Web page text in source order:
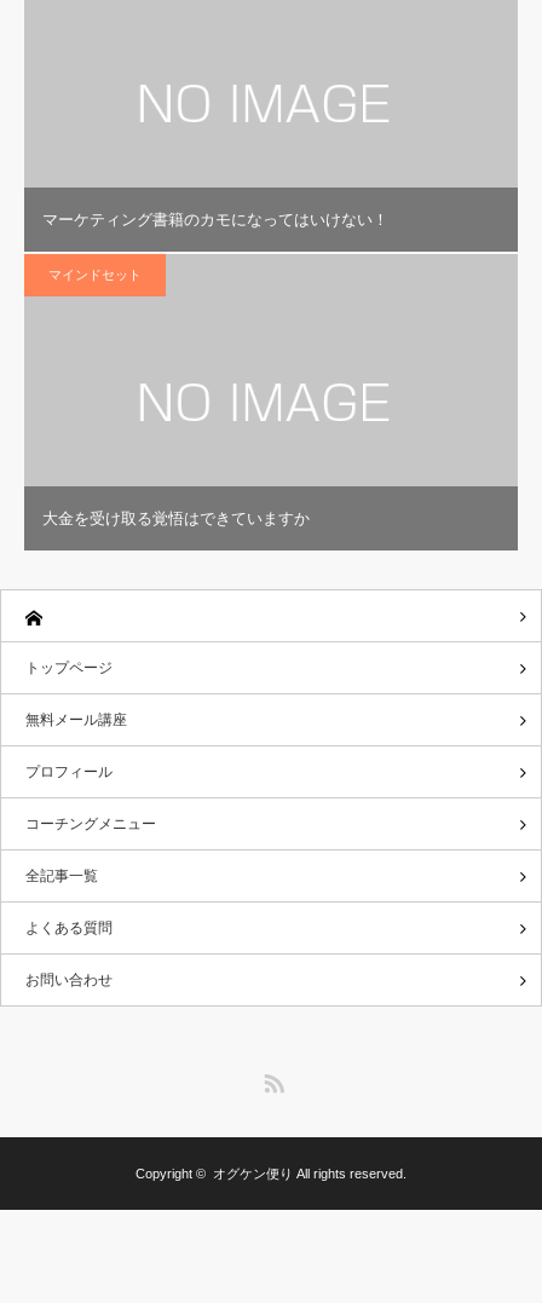
マーケティング書籍のカモになってはいけない！
マインドセット
大金を受け取る覚悟はできていますか
トップページ
無料メール講座
プロフィール
コーチングメニュー
全記事一覧
よくある質問
お問い合わせ
Copyright © オグケン便り All rights reserved.